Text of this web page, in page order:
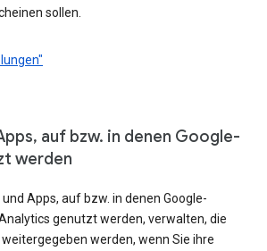
sollen.
auf bzw. in denen Google-
werden
Apps, auf bzw. in denen Google-
genutzt werden, verwalten, die
werden, wenn Sie ihre